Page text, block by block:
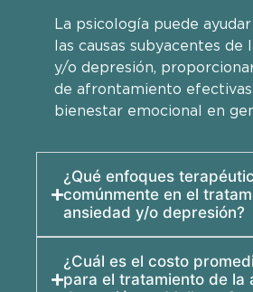
La psicología puede
las causas subyacentes de
y/o depresión,
de afrontamiento
bienestar emocional en
¿Qué enfoques
comúnmente en el
ansiedad y/o depresión?
¿Cuál es el costo
para el tratamiento de la